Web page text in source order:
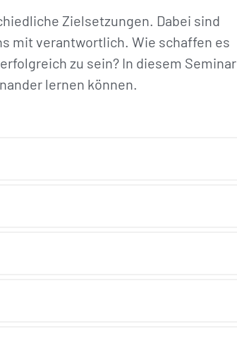
Zielsetzungen. Dabei sind
mit verantwortlich. Wie schaffen es
zu sein? In diesem Seminar
lernen können.